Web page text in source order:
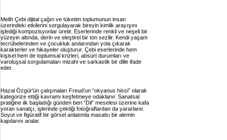
Melih Çebi dijital çağın ve tüketim toplumunun insan
üzerindeki etkilerini sorgulayarak bireyin kimlik arayışını
işlediği kompozisyonlar üretir. Eserlerinde renkli ve neşeli bir
yüzeyin altında, derin ve eleştirel bir ton sezilir. Kendi yaşam
tecrübelerinden ve çocukluk anılarından yola çıkarak
karakterler ve hikayeler oluşturur. Çebi eserlerinde hem
kişisel hem de toplumsal krizleri, absürt durumları ve
varoluşsal sorgulamaları mizahi ve sarkastik bir dille ifade
eder.
Hazal Özgür’ün çalışmaları Freud’un “okyanus hissi” olarak
kategorize ettiği kavramı keşfetmeye odaklanır. Sanatsal
pratiğine ilk başladığı günden beri “Dil” meselesi üzerine kafa
yoran sanatçı, işlerinde çektiği fotoğraflardan da yararlanır.
Soyut ve figüratif bir görsel anlatımla masalsı bir alemin
kapılarını aralar.